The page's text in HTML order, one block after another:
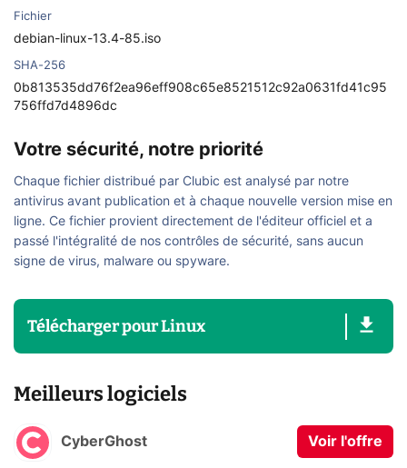
Fichier
debian-linux-13.4-85.iso
SHA-256
0b813535dd76f2ea96eff908c65e8521512c92a0631fd41c95
756ffd7d4896dc
Votre sécurité, notre priorité
Chaque fichier distribué par Clubic est analysé par notre
antivirus avant publication et à chaque nouvelle version mise en
ligne. Ce fichier provient directement de l'éditeur officiel et a
passé l'intégralité de nos contrôles de sécurité, sans aucun
signe de virus, malware ou spyware.
TéléchargerpourLinux
Meilleurs logiciels
CyberGhost Voir l'offre